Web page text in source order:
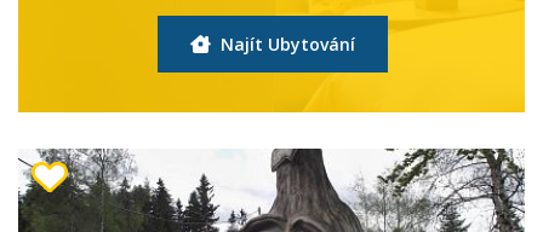
Najít Ubytování